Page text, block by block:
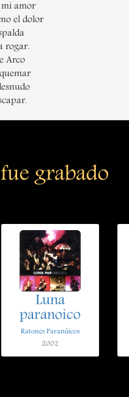
amor
el dolor
rogar.
Arco
grabado
Luna
paranoico
Ratones Paranóicos
2002